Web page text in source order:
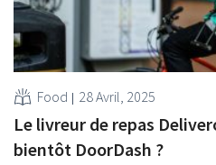
Food 28 Avril, 2025
Le livreur de repas
bientôt DoorDash ?